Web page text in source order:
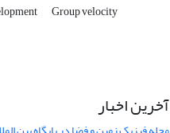
Group velocity
آخرین اخبار